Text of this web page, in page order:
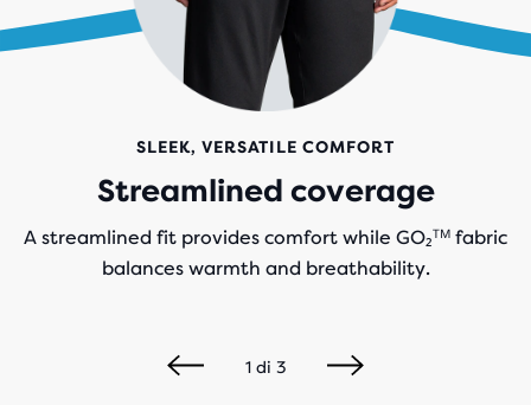
SLEEK, VERSATILE COMFORT
Streamlined coverage
A streamlined fit provides comfort while GO₂ᵀᴹ fabric
balances warmth and breathability.
1di 3